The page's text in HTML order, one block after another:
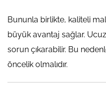
Bununla birlikte, kaliteli
büyük avantaj sağlar.
sorun çıkarabilir. Bu
öncelik olmalıdır.